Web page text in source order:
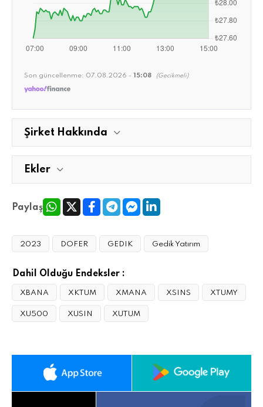
Son güncellenme: 07.08.2026 - 15:08 (Gecikmeli)
Şirket Hakkında
Ekler
Paylaş
2023 DOFER GEDIK Gedik Yatırım
Dahil Olduğu Endeksler :
XBANA XKTUM XMANA XSINS XTUMY
XU500 XUSIN XUTUM